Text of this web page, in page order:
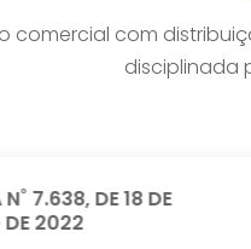
comercial com
disciplinada
7.638, DE 18 DE
DE 2022